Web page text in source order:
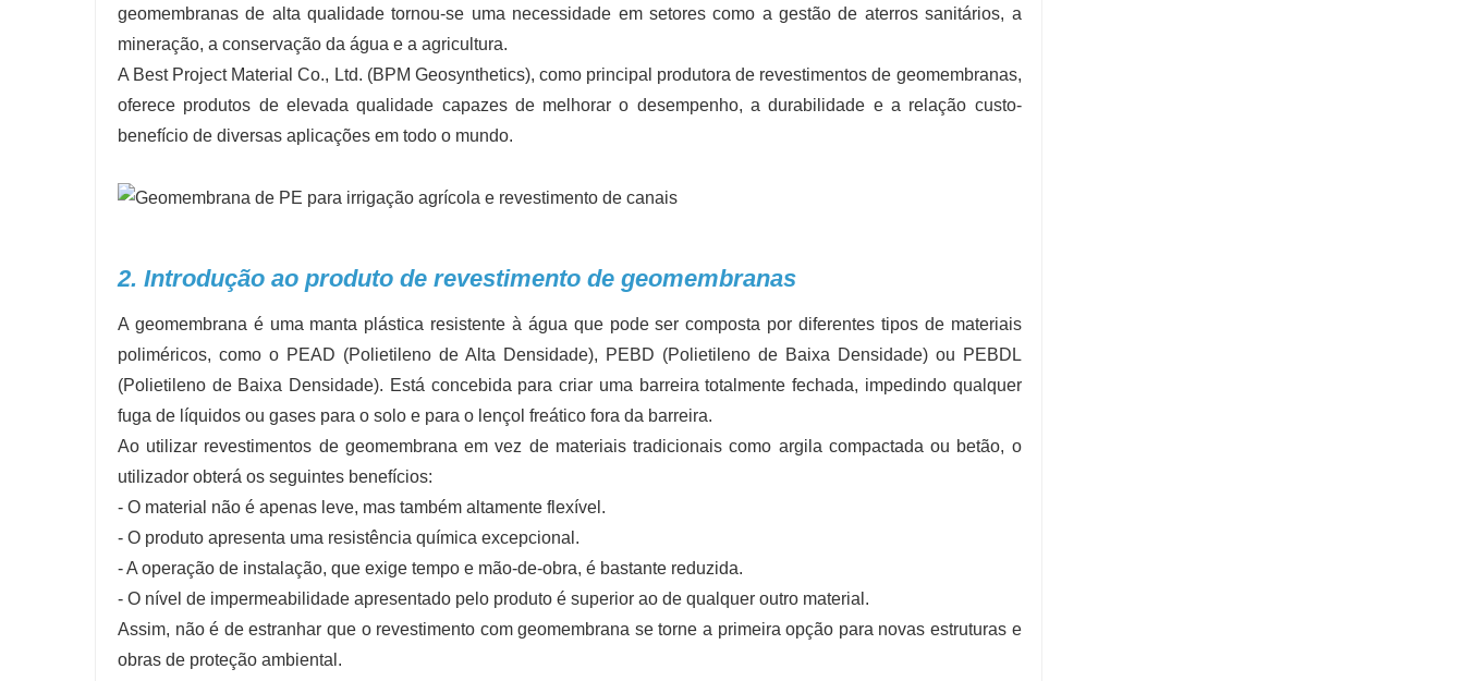
geomembranas de alta qualidade tornou-se uma necessidade em setores como a gestão de aterros sanitários, a
mineração, a conservação da água e a agricultura.
A Best Project Material Co., Ltd. (BPM Geosynthetics), como principal produtora de revestimentos de geomembranas,
oferece produtos de elevada qualidade capazes de melhorar o desempenho, a durabilidade e a relação custo-
benefício de diversas aplicações em todo o mundo.
2. Introdução ao produto de revestimento de geomembranas
A geomembrana é uma manta plástica resistente à água que pode ser composta por diferentes tipos de materiais
poliméricos, como o PEAD (Polietileno de Alta Densidade), PEBD (Polietileno de Baixa Densidade) ou PEBDL
(Polietileno de Baixa Densidade). Está concebida para criar uma barreira totalmente fechada, impedindo qualquer
fuga de líquidos ou gases para o solo e para o lençol freático fora da barreira.
Ao utilizar revestimentos de geomembrana em vez de materiais tradicionais como argila compactada ou betão, o
utilizador obterá os seguintes benefícios:
- O material não é apenas leve, mas também altamente flexível.
- O produto apresenta uma resistência química excepcional.
- A operação de instalação, que exige tempo e mão-de-obra, é bastante reduzida.
- O nível de impermeabilidade apresentado pelo produto é superior ao de qualquer outro material.
Assim, não é de estranhar que o revestimento com geomembrana se torne a primeira opção para novas estruturas e
obras de proteção ambiental.